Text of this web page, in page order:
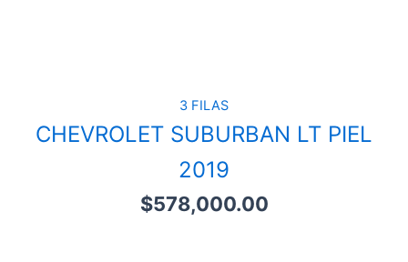
3 FILAS
CHEVROLET SUBURBAN LT PIEL
2019
$578,000.00